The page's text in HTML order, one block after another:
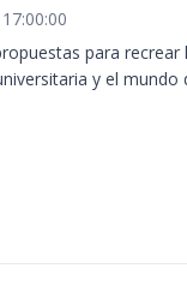
para recrear
y el mundo